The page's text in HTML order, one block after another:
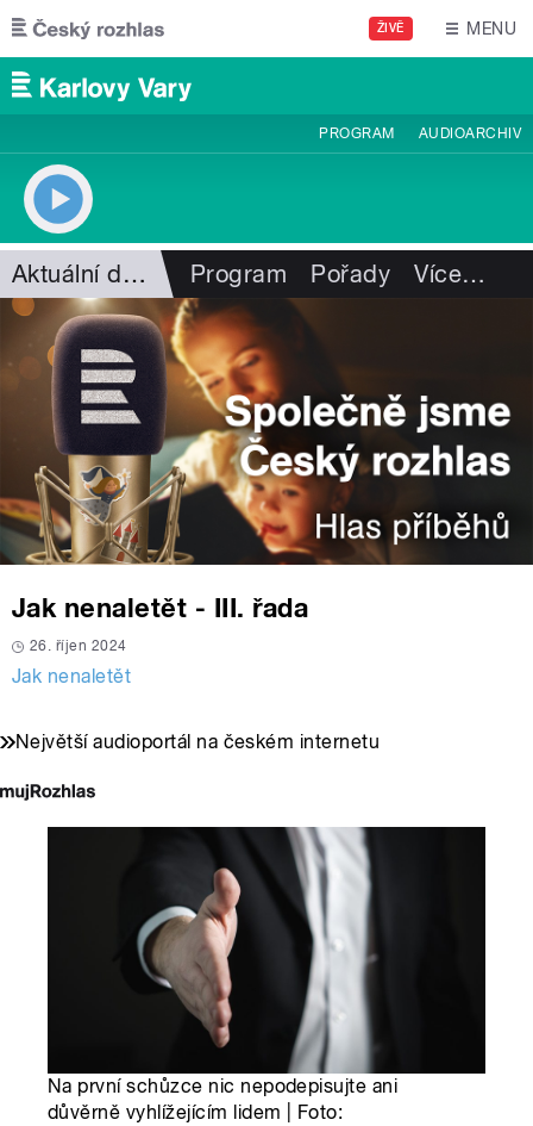
Přejít k hlavnímu obsahu
ŽIVĚ MENU
PROGRAM AUDIOARCHIV
Aktuální dění Program Pořady Více…
Jak nenaletět - III. řada
26. říjen 2024
Jak nenaletět
Největší audioportál na českém internetu
Na první schůzce nic nepodepisujte ani
důvěrně vyhlížejícím lidem | Foto: